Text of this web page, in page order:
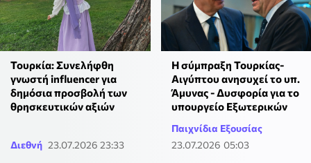
Τουρκία: Συνελήφθη
γνωστή influencer για
δημόσια προσβολή των
θρησκευτικών αξιών
Διεθνή 23.07.2026 23:33
Η σύμπραξη Τουρκίας-
Αιγύπτου ανησυχεί το υπ.
Άμυνας - Δυσφορία για το
υπουργείο Εξωτερικών
Παιχνίδια Εξουσίας
23.07.2026 05:03